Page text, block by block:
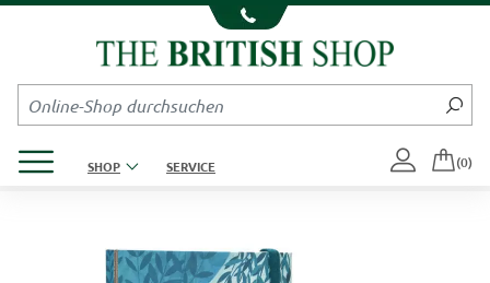
Kompletten Head der Seite überspringen
SHOP SERVICE (0)